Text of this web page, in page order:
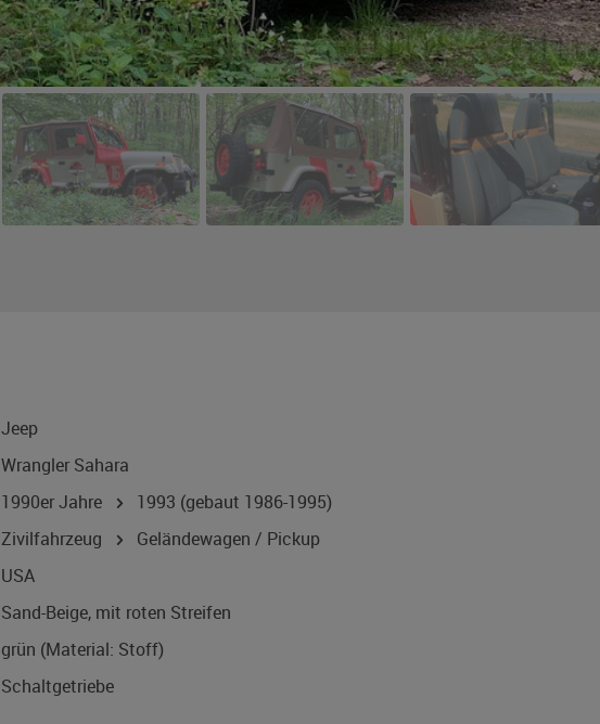
Jeep
Wrangler Sahara
1990er Jahre 1993 (gebaut 1986-1995)
Zivilfahrzeug
Geländewagen / Pickup
USA
Sand-Beige, mit roten Streifen
grün (Material: Stoff)
Schaltgetriebe